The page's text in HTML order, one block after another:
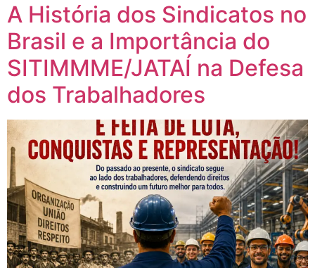
A História dos Sindicatos no
Brasil e a Importância do
SITIMMME/JATAÍ na Defesa
dos Trabalhadores